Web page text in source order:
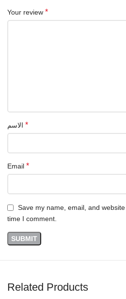
Your review *
*
Email *
Save my name, email, and
time I comment.
Related Products